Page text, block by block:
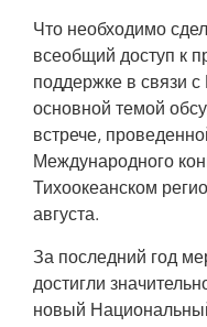
Что необходимо
всеобщий доступ к
поддержке в связи
основной темой
встрече,
Международного
Тихоокеанском
августа.
За последний год
достигли
новый